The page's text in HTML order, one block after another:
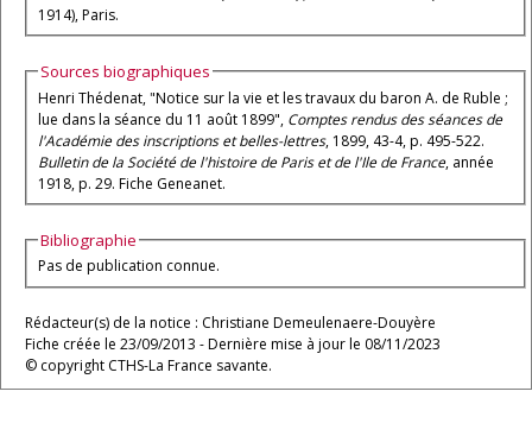
1914), Paris.
Sources biographiques
Henri Thédenat, "Notice sur la vie et les travaux du baron A. de Ruble ;
lue dans la séance du 11 août 1899", Comptes rendus des séances de
l'Académie des inscriptions et belles-lettres, 1899, 43-4, p. 495-522.
Bulletin de la Société de l'histoire de Paris et de l'Ile de France, année
1918, p. 29. Fiche Geneanet.
Bibliographie
Pas de publication connue.
Rédacteur(s) de la notice : Christiane Demeulenaere-Douyère
Fiche créée le 23/09/2013 - Dernière mise à jour le 08/11/2023
© copyright CTHS-La France savante.